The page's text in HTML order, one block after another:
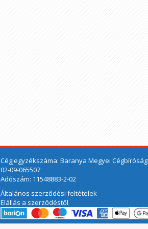
Cégjegyzékszáma: Baranya Megyei Cégbíróság
02-09-065507
Adószám: 11548883-2-02
Általános szerződési feltételek
Elállás a szerződéstől